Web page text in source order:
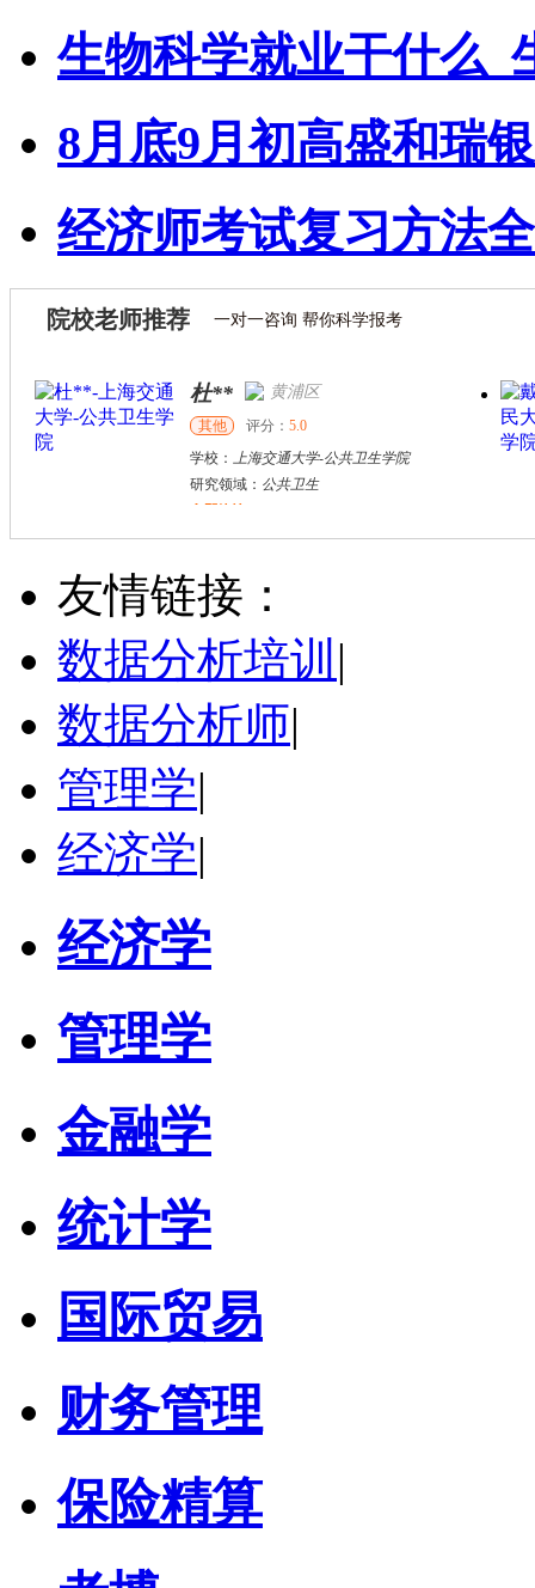
生物科学就业干什么_
8月底9月初高盛和瑞
经济师考试复习方法
院校老师推荐 一对一咨询 帮你科学报考
杜** 黄浦区
其他 评分： 5.0
学校： 上海交通大学-公共卫生学院
研究领域： 公共卫生
万志宏 天津市
硕导
学校：南开大学
立即咨询
友情链接：
数据分析培训 |
数据分析师|
管理学|
经济学|
经济学
管理学
金融学
统计学
国际贸易
财务管理
保险精算